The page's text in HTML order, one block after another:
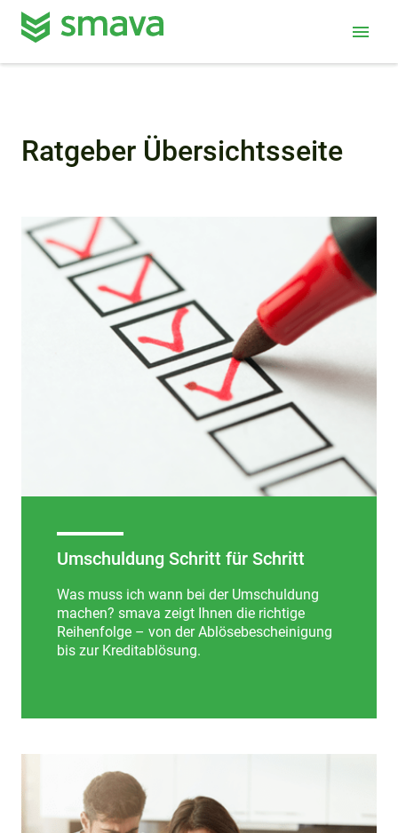
menu
Ratgeber Übersichtsseite
Umschuldung Schritt für Schritt
Was muss ich wann bei der Umschuldung
machen? smava zeigt Ihnen die richtige
Reihenfolge – von der Ablösebescheinigung
bis zur Kreditablösung.